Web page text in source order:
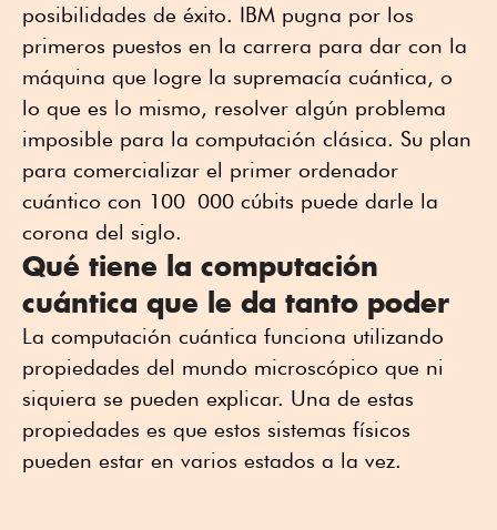
posibilidades de éxito. IBM pugna por los
primeros puestos en la carrera para dar con la
máquina que logre la supremacía cuántica, o
lo que es lo mismo, resolver algún problema
imposible para la computación clásica. Su plan
para comercializar el primer ordenador
cuántico con 100 000 cúbits puede darle la
corona del siglo.
Qué tiene la computación
cuántica que le da tanto poder
La computación cuántica funciona utilizando
propiedades del mundo microscópico que ni
siquiera se pueden explicar. Una de estas
propiedades es que estos sistemas físicos
pueden estar en varios estados a la vez.